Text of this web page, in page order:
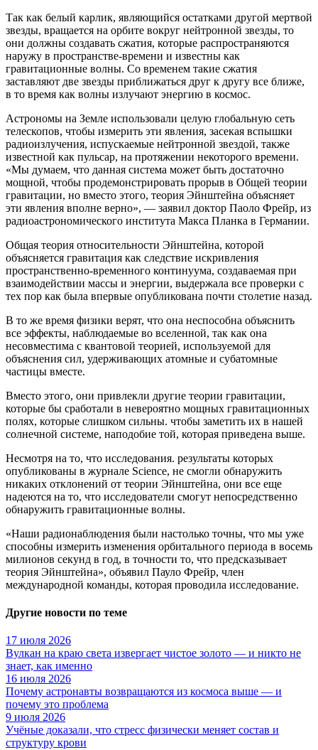
Так как белый карлик, являющийся остатками другой мертвой
звезды, вращается на орбите вокруг нейтронной звезды, то
они должны создавать сжатия, которые распространяются
наружу в пространстве-времени и известны как
гравитационные волны. Со временем такие сжатия
заставляют две звезды приближаться друг к другу все ближе,
в то время как волны излучают энергию в космос.
Астрономы на Земле использовали целую глобальную сеть
телескопов, чтобы измерить эти явления, засекая вспышки
радиоизлучения, испускаемые нейтронной звездой, также
известной как пульсар, на протяжении некоторого времени.
«Мы думаем, что данная система может быть достаточно
мощной, чтобы продемонстрировать прорыв в Общей теории
гравитации, но вместо этого, теория Эйнштейна объясняет
эти явления вполне верно», — заявил доктор Паоло Фрейр, из
радиоастрономического института Макса Планка в Германии.
Общая теория относительности Эйнштейна, которой
объясняется гравитация как следствие искривления
пространственно-временного континуума, создаваемая при
взаимодействии массы и энергии, выдержала все проверки с
тех пор как была впервые опубликована почти столетие назад.
В то же время физики верят, что она неспособна объяснить
все эффекты, наблюдаемые во вселенной, так как она
несовместима с квантовой теорией, используемой для
объяснения сил, удерживающих атомные и субатомные
частицы вместе.
Вместо этого, они привлекли другие теории гравитации,
которые бы сработали в невероятно мощных гравитационных
полях, которые слишком сильны. чтобы заметить их в нашей
солнечной системе, наподобие той, которая приведена выше.
Несмотря на то, что исследования. результаты которых
опубликованы в журнале Science, не смогли обнаружить
никаких отклонений от теории Эйнштейна, они все еще
надеются на то, что исследователи смогут непосредственно
обнаружить гравитационные волны.
«Наши радионаблюдения были настолько точны, что мы уже
способны измерить изменения орбитального периода в восемь
милионов секунд в год, в точности то, что предсказывает
теория Эйнштейна», объявил Пауло Фрейр, член
международной команды, которая проводила исследование.
Другие новости по теме
17 июля 2026
Вулкан на краю света извергает чистое золото — и никто не
знает, как именно
16 июля 2026
Почему астронавты возвращаются из космоса выше — и
почему это проблема
9 июля 2026
Учёные доказали, что стресс физически меняет состав и
структуру крови